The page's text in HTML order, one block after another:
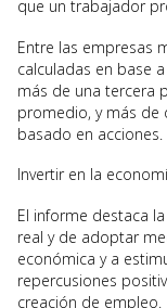
que un trabajador
Entre las empresas
calculadas en base
más de una tercera
promedio, y más de
basado en acciones.
Invertir en la
El informe destaca
real y de adoptar
económica y a
repercusiones
creación de empleo.